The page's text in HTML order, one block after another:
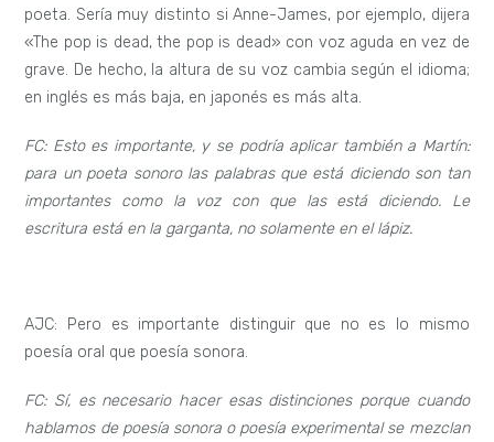
poeta. Sería muy distinto si Anne-James, por ejemplo, dijera
«The pop is dead, the pop is dead» con voz aguda en vez de
grave. De hecho, la altura de su voz cambia según el idioma;
en inglés es más baja, en japonés es más alta.
FC: Esto es importante, y se podría aplicar también a Martín:
para un poeta sonoro las palabras que está diciendo son tan
importantes como la voz con que las está diciendo. Le
escritura está en la garganta, no solamente en el lápiz.
AJC: Pero es importante distinguir que no es lo mismo
poesía oral que poesía sonora.
FC: Sí, es necesario hacer esas distinciones porque cuando
hablamos de poesía sonora o poesía experimental se mezclan